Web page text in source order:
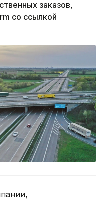
заказов,
со ссылкой